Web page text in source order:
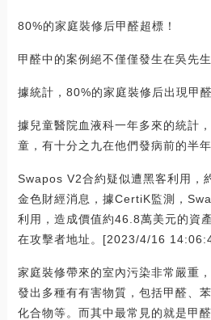
80%的家庭裝修后甲醛超標！
甲醛中的案例絕不僅僅發生在吳先生
據統計，80%的家庭裝修后出現甲醛
據兒童醫院血液科一年多來的統計
童，有十分之九在他們發病前的半
Swapos V2合約疑似遭黑客利用，
金色財經消息，據CertiK監測，
利用，造成價值約46.8萬美元的資
在攻擊者地址。[2023/4/16
家庭裝修帶來的室內污染非常嚴重
發出多種有有害物質，包括甲醛、
化合物等。而其中最常見的就是甲醛